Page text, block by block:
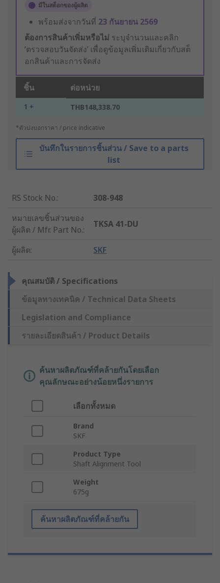
มีในสต็อกของผู้ผลิต
พร้อมส่งจากวันที่ 23 กันยายน 2569
ต้องการสินค้าเพิ่มหรือไม่ ระบุจำนวนและคลิก
‘ตรวจสอบวันจัดส่ง’ เพื่อดูข้อมูลเพิ่มเติมเกี่ยวกับสต็
อกสินค้าและการจัดส่ง
ชิ้น ต่อหน่วย
1 + THB148,338.70
*ตัวบ่งบอกราคา / price indicative
บันทึกในรายการชิ้นส่วน / Save to a parts
list
RS Stock No.:
308-948
หมายเลขชิ้นส่วนของ
ผู้ผลิต / Mfr. Part No.:
TKSA 41-DU
ผู้ผลิต: SKF
คุณสมบัติ / Specifications
ข้อมูลทางเทคนิค / Technical Data Sheets
Legislation and Compliance
รายละเอียดสินค้า / Product Details
ค้นหาผลิตภัณฑ์ที่คล้ายกันโดยเลือก
คุณลักษณะอย่างน้อยหนึ่งรายการ
เลือกทั้งหมด
Brand
SKF
Product Type
Shaft Alignment Tool
Weight
675g
ค้นหาผลิตภัณฑ์ที่คล้ายกัน